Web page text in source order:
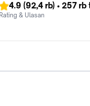
4.9 (92,4 rb) • 257 rb
Rating & Ulasan